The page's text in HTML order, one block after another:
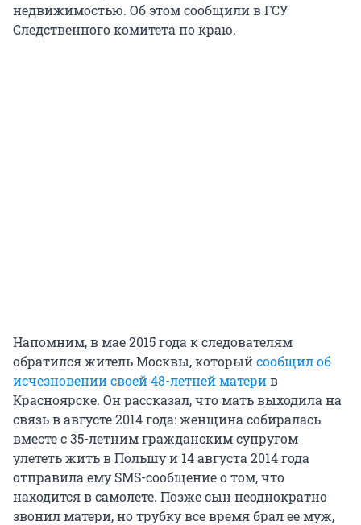
недвижимостью. Об этом сообщили в ГСУ
Следственного комитета по краю.
Напомним, в мае 2015 года к следователям
обратился житель Москвы, которыйсообщил об
исчезновении своей 48-летней материв
Красноярске. Он рассказал, что мать выходила на
связь в августе 2014 года: женщина собиралась
вместе с 35-летним гражданским супругом
улететь жить в Польшу и 14 августа 2014 года
отправила ему SMS-сообщение о том, что
находится в самолете. Позже сын неоднократно
звонил матери, но трубку все время брал ее муж,